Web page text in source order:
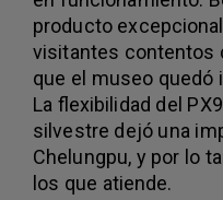
producto
visitantes contentos
que el museo quedó
La flexibilidad del
silvestre dejó una
Chelungpu, y por lo
los que atiende.